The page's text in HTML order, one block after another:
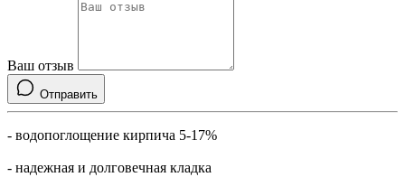
Ваш отзыв
Отправить
- водопоглощение кирпича 5-17%
- надежная и долговечная кладка